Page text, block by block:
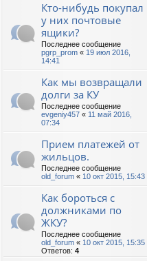
Кто-нибудь покупал
у них почтовые
ящики?
Последнее сообщение
pgrp_prom « 19 июл 2016,
14:41
Как мы возвращали
долги за КУ
Последнее сообщение
evgeniy457 « 11 май 2016,
07:34
Прием платежей от
жильцов.
Последнее сообщение
old_forum « 10 окт 2015, 15:43
Как бороться с
должниками по
ЖКУ?
Последнее сообщение
old_forum « 10 окт 2015, 15:35
Ответов: 4